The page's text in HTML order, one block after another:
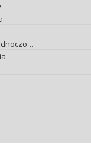
Stany Zjednoczone